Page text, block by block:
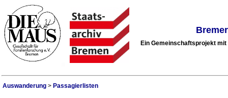
Ein Gemeinschaftsprojekt
Auswanderung > Passagierlisten